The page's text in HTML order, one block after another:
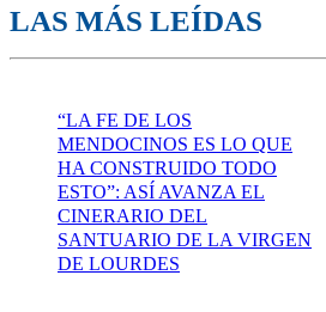
LAS MÁS LEÍDAS
“LA FE DE LOS
MENDOCINOS ES LO QUE
HA CONSTRUIDO TODO
ESTO”: ASÍ AVANZA EL
CINERARIO DEL
SANTUARIO DE LA VIRGEN
DE LOURDES